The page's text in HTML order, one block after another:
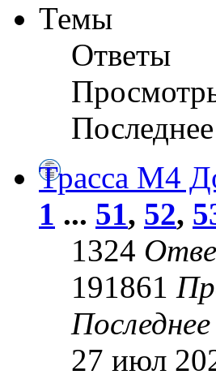
Темы
Ответы
Трасса М4
1 ... 51, 52,
1324
191861
27 июл